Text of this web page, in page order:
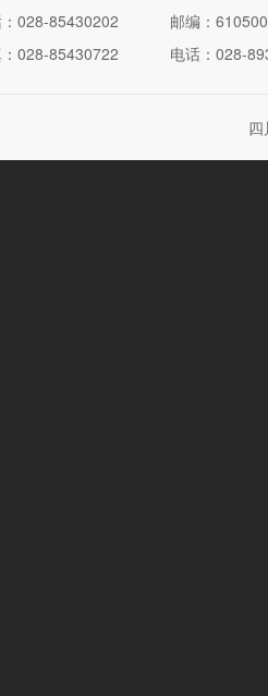
028-85430202
028-85430722
邮编：610500
电话：028-